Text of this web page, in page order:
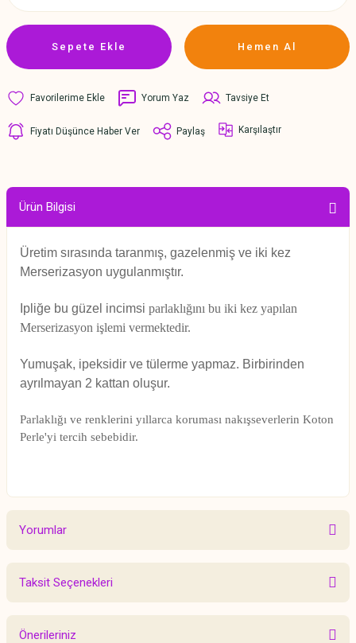
Sepete Ekle Hemen Al
Yorum Yaz Tavsiye Et
Fiyatı Düşünce Haber Ver Paylaş Karşılaştır
Ürün Bilgisi
Üretim sırasında taranmış, gazelenmiş ve iki kez
Merserizasyon uygulanmıştır.
Ipliğe bu güzel incimsi parlaklığını bu iki kez yapılan
Merserizasyon işlemi vermektedir.
Yumuşak, ipeksidir ve tülerme yapmaz. Birbirinden
ayrılmayan 2 kattan oluşur.
Parlaklığı ve renklerini yıllarca koruması nakışseverlerin Koton
Perle'yi tercih sebebidir.
Yorumlar
Taksit Seçenekleri
Önerileriniz